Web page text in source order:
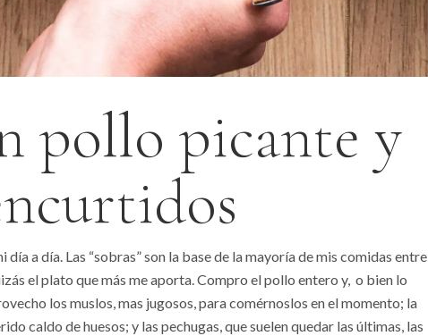
pollo picante y
a día. Las “sobras” son la base de la mayoría de mis comidas entre
el plato que más me aporta. Compro el pollo entero y, o bien lo
los muslos, mas jugosos, para comérnoslos en el momento; la
caldo de huesos; y las pechugas, que suelen quedar las últimas, las